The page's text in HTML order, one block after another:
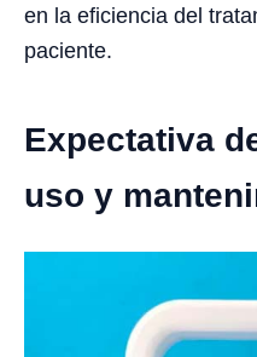
en la eficiencia del
paciente.
Expectativa
uso y